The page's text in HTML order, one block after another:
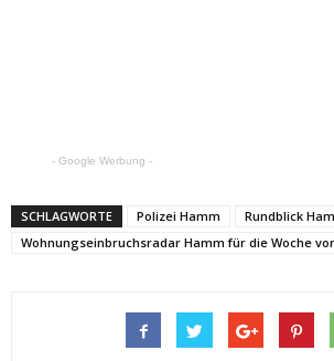
- Google Werbung -
SCHLAGWORTE Polizei Hamm
Rundblick
Wohnungseinbruchsradar Hamm für die Woche